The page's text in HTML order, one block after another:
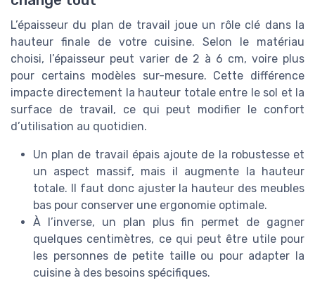
L’épaisseur du plan de travail joue un rôle clé dans la
hauteur finale de votre cuisine. Selon le matériau
choisi, l’épaisseur peut varier de 2 à 6 cm, voire plus
pour certains modèles sur-mesure. Cette différence
impacte directement la hauteur totale entre le sol et la
surface de travail, ce qui peut modifier le confort
d’utilisation au quotidien.
Un plan de travail épais ajoute de la robustesse et
un aspect massif, mais il augmente la hauteur
totale. Il faut donc ajuster la hauteur des meubles
bas pour conserver une ergonomie optimale.
À l’inverse, un plan plus fin permet de gagner
quelques centimètres, ce qui peut être utile pour
les personnes de petite taille ou pour adapter la
cuisine à des besoins spécifiques.